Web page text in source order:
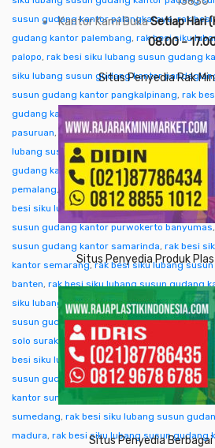
susun gudang kantor palangkaraya,rak besi
gudang kantor palembang, rak besi siku
palopo, rak besi siku lubang susun gudang
siku lubang susun gudang kantor
susun gudang kantor pangkalpinang, rak
gudang kantor pare-pare
rak besi siku
pasuruan, rak besi siku lubang susun
lubang susun gudang kantor pekalongan
gudang kantor pekanbaru,rak besi siku
pemalang, rak besi siku lubang susun
besi siku lubang susun gudang kantor
susun gudang kantor purwokerto banyumas,
susun gudang kantor samarinda, rak besi
kantor semarang,rak besi siku lubang
banten, rak besi siku lubang susun gudang
siku lubang susun gudang kantor
susun gudang kantor sofifi,rak besi siku
solo surakarta,rak besi siku lubang susun
besi siku lubang susun gudang kantor
susun gudang kantor sukabumi,rak besi
kantor sumba ntt
rak besi siku lubang
sumedang, rak besi siku lubang susun
madura, rak besi siku lubang susun gudang
Kantor Kami BukaSetiap Hari
08.00 –
Situs Penyedia Rak
Situs Penyedia Produk
Situs Penyedia Berbagai